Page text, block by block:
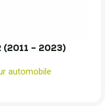
(2011 – 2023)
automobile